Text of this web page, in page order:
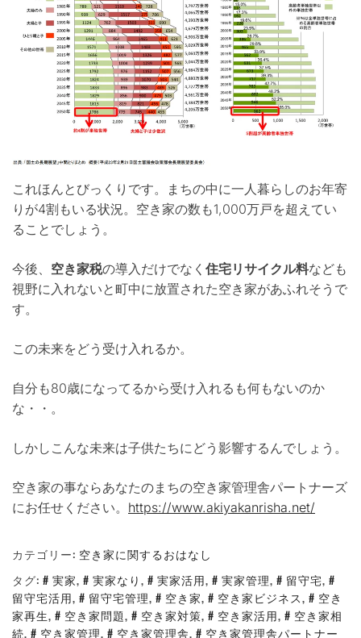
これほんとびっくりです。まちの中に一人暮らしのお年寄
りが4割もいる状況。空き家の数も1,000万戸を超えてい
ることでしょう。
今後、 空き家税の導入だけでなく 住宅リサイクル料なども
視野に入れないと町中に放置された空き家があふれそうで
す。
この未来をどう受け入れるか。
自分も80歳になってるから受け入れるも何もないのか
な・・。
しかしこんな未来は子供たちにどう影響するんでしょう。
空き家の事ならあなたのまちの空き家管理舎パートナーズ
にお任せください。 https://www.akiyakanrisha.net/
カテゴリー: 空き家に関するおはなし
タグ:
実家, 実家なり, 実家活用, 実家管理, 留守宅,
留守宅活用, 留守宅管理, 空き家, 空き家ビジネス,
空き
家再生, 空き家問題, 空き家対策, 空き家活用,
空き家相
続, 空き家管理, 空き家管理舎, 空き家管理舎パートナー